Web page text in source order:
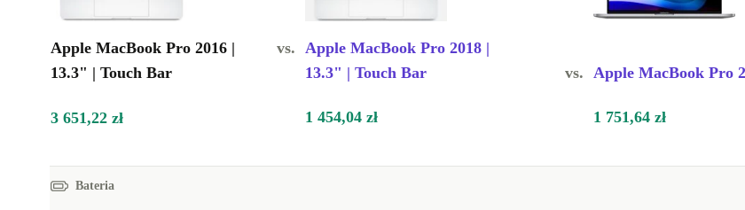
Apple MacBook Pro 2016 |
13.3" | Touch Bar
vs.
Apple MacBook Pro 2018 |
13.3" | Touch Bar
vs. Apple MacBook Pro
3 651,22 zł 1 454,04 zł 1 751,64 zł
Bateria